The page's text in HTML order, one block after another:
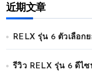
近期文章
RELX รุ่น 6 ตัวเลือ
รีวิว RELX รุ่น 6 ดีไ